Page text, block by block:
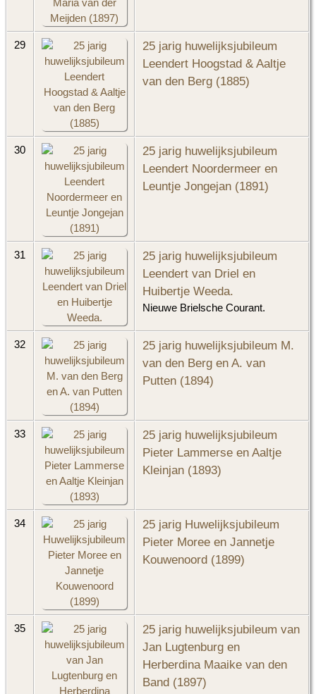
29
25 jarig huwelijksjubileum
Leendert Hoogstad & Aaltje
van den Berg (1885)
30
25 jarig huwelijksjubileum
Leendert Noordermeer en
Leuntje Jongejan (1891)
31
25 jarig huwelijksjubileum
Leendert van Driel en
Huibertje Weeda.
Nieuwe Brielsche Courant.
32
25 jarig huwelijksjubileum M.
van den Berg en A. van
Putten (1894)
33
25 jarig huwelijksjubileum
Pieter Lammerse en Aaltje
Kleinjan (1893)
34
25 jarig Huwelijksjubileum
Pieter Moree en Jannetje
Kouwenoord (1899)
35
25 jarig huwelijksjubileum van
Jan Lugtenburg en
Herberdina Maaike van den
Band (1897)